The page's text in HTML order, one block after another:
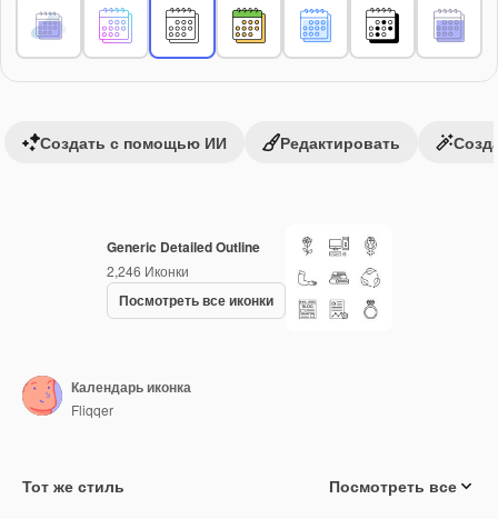
Generic Detailed Outline
2,246 Иконки
Посмотреть все иконки
Создать с помощью ИИ Редактировать
Календарь иконка
Fliqqer
Тот же стиль Посмотреть все